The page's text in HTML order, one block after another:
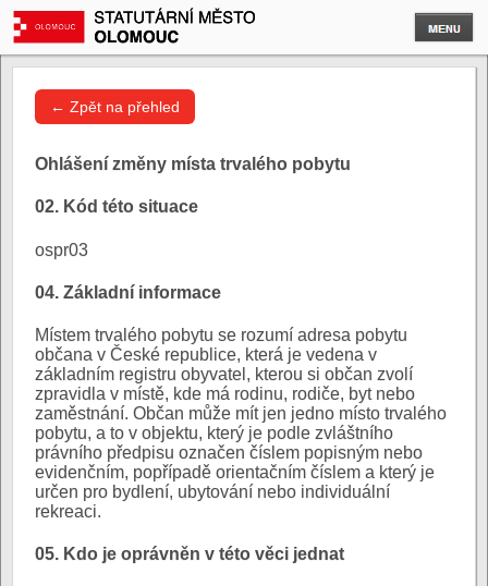
← Zpět na přehled
Ohlášení změny místa trvalého pobytu
02. Kód této situace
ospr03
04. Základní informace
Místem trvalého pobytu se rozumí adresa pobytu
občana v České republice, která je vedena v
základním registru obyvatel, kterou si občan zvolí
zpravidla v místě, kde má rodinu, rodiče, byt nebo
zaměstnání. Občan může mít jen jedno místo trvalého
pobytu, a to v objektu, který je podle zvláštního
právního předpisu označen číslem popisným nebo
evidenčním, popřípadě orientačním číslem a který je
určen pro bydlení, ubytování nebo individuální
rekreaci.
05. Kdo je oprávněn v této věci jednat